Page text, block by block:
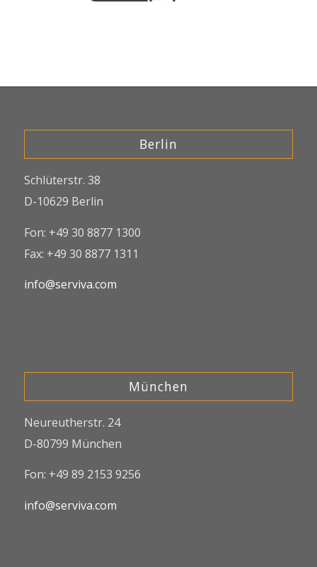
Berlin
Schlüterstr. 38
D-10629 Berlin
Fon: +49 30 8877 1300
Fax: +49 30 8877 1311
info@serviva.com
München
Neureutherstr. 24
D-80799 München
Fon: +49 89 2153 9256
info@serviva.com